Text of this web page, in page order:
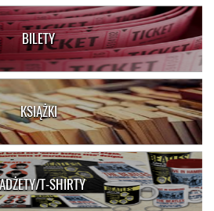
BILETY
KSIĄŻKI
T-SHIRTY